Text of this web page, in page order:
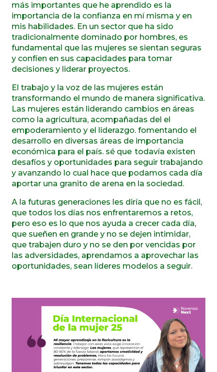
más importantes que he aprendido es la
importancia de la confianza en mí misma y en
mis habilidades. En un sector que ha sido
tradicionalmente dominado por hombres, es
fundamental que las mujeres se sientan seguras
y confíen en sus capacidades para tomar
decisiones y liderar proyectos.
El trabajo y la voz de las mujeres están
transformando el mundo de manera significativa.
Las mujeres están liderando cambios en áreas
como la agricultura, acompañadas del el
empoderamiento y el liderazgo. fomentando el
desarrollo en diversas áreas de importancia
económica para el país. sé que todavía existen
desafíos y oportunidades para seguir trabajando
y avanzando lo cual hace que podamos cada día
aportar una granito de arena en la sociedad.
A la futuras generaciones les diría que no es fácil,
que todos los días nos enfrentaremos a retos,
pero eso es lo que nos ayuda a crecer cada día,
que sueñen en grande y no se dejen intimidar,
que trabajen duro y no se den por vencidas por
las adversidades, aprendamos a aprovechar las
oportunidades, sean líderes modelos a seguir.